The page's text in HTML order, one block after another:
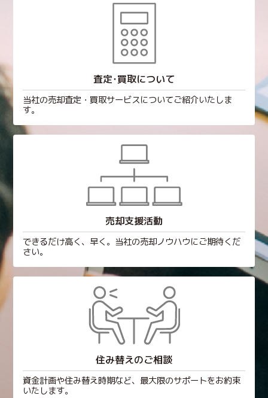
査定･買取について
当社の売却査定・買取サービスについてご紹介いたしま
す。
売却支援活動
できるだけ高く、早く。当社の売却ノウハウにご期待くだ
さい。
住み替えのご相談
資金計画や住み替え時期など、最大限のサポートをお約束
いたします。